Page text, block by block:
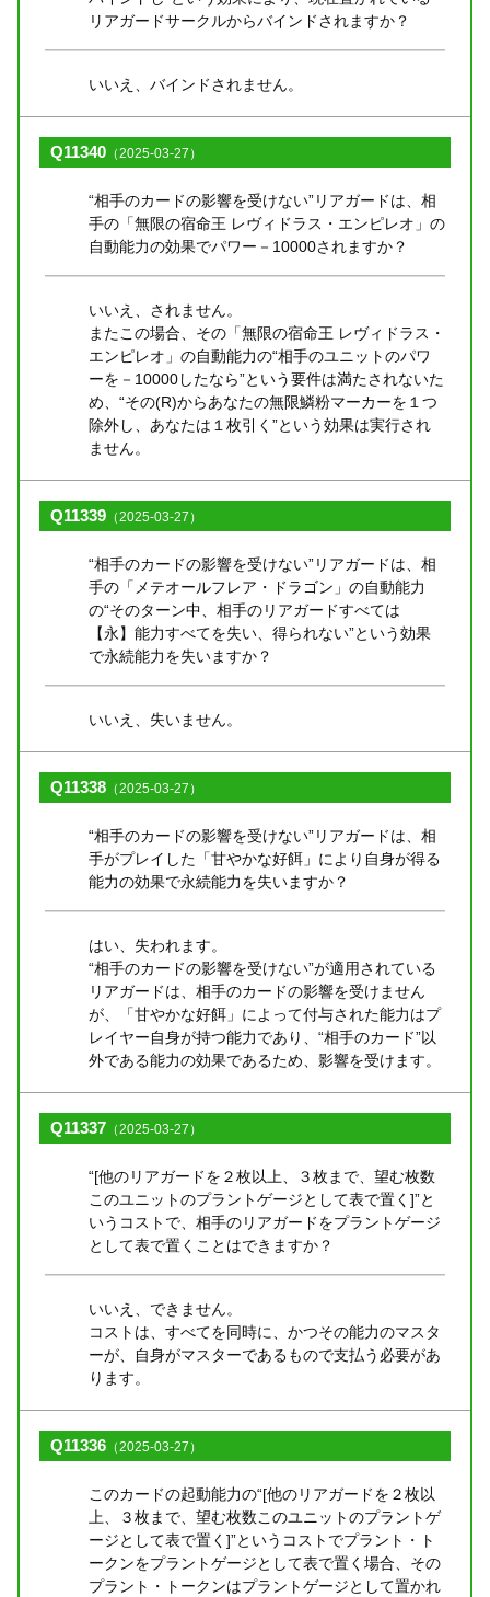
リアガードサークルからバインドされますか？
いいえ、バインドされません。
Q11340 （2025-03-27）
“相手のカードの影響を受けない”リアガードは、相
手の「無限の宿命王 レヴィドラス・エンピレオ」の
自動能力の効果でパワー－10000されますか？
いいえ、されません。
またこの場合、その「無限の宿命王 レヴィドラス・
エンピレオ」の自動能力の“相手のユニットのパワ
ーを－10000したなら”という要件は満たされないた
め、“その(R)からあなたの無限鱗粉マーカーを１つ
除外し、あなたは１枚引く”という効果は実行され
ません。
Q11339 （2025-03-27）
“相手のカードの影響を受けない”リアガードは、相
手の「メテオールフレア・ドラゴン」の自動能力
の“そのターン中、相手のリアガードすべては
【永】能力すべてを失い、得られない”という効果
で永続能力を失いますか？
いいえ、失いません。
Q11338 （2025-03-27）
“相手のカードの影響を受けない”リアガードは、相
手がプレイした「甘やかな好餌」により自身が得る
能力の効果で永続能力を失いますか？
はい、失われます。
“相手のカードの影響を受けない”が適用されている
リアガードは、相手のカードの影響を受けません
が、「甘やかな好餌」によって付与された能力はプ
レイヤー自身が持つ能力であり、“相手のカード”以
外である能力の効果であるため、影響を受けます。
Q11337 （2025-03-27）
“[他のリアガードを２枚以上、３枚まで、望む枚数
このユニットのプラントゲージとして表で置く]”と
いうコストで、相手のリアガードをプラントゲージ
として表で置くことはできますか？
いいえ、できません。
コストは、すべてを同時に、かつその能力のマスタ
ーが、自身がマスターであるもので支払う必要があ
ります。
Q11336 （2025-03-27）
このカードの起動能力の“[他のリアガードを２枚以
上、３枚まで、望む枚数このユニットのプラントゲ
ージとして表で置く]”というコストでプラント・ト
ークンをプラントゲージとして表で置く場合、その
プラント・トークンはプラントゲージとして置かれ